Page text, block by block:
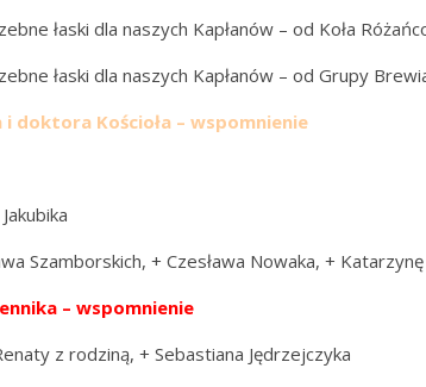
łaski dla naszych Kapłanów – od Koła
łaski dla naszych Kapłanów – od Grupy
doktora Kościoła – wspomnienie
Szamborskich, + Czesława Nowaka, +
– wspomnienie
z rodziną, + Sebastiana Jędrzejczyka